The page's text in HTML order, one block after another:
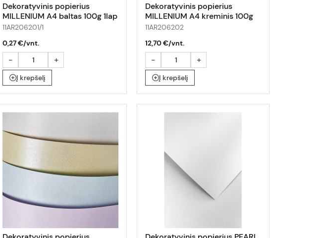
Dekoratyvinis popierius
MILLENIUM A4 baltas 100g 1lap
11AR206201/1
0,27 €/vnt.
- +
Į krepšelį
Dekoratyvinis popierius
MILLENIUM A4 kreminis 100g
50lap
11AR206202
12,70 €/vnt.
- +
Į krepšelį